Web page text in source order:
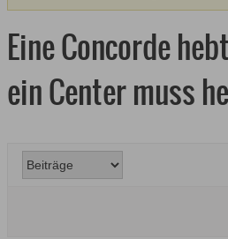
Eine Concorde
ein Center muss